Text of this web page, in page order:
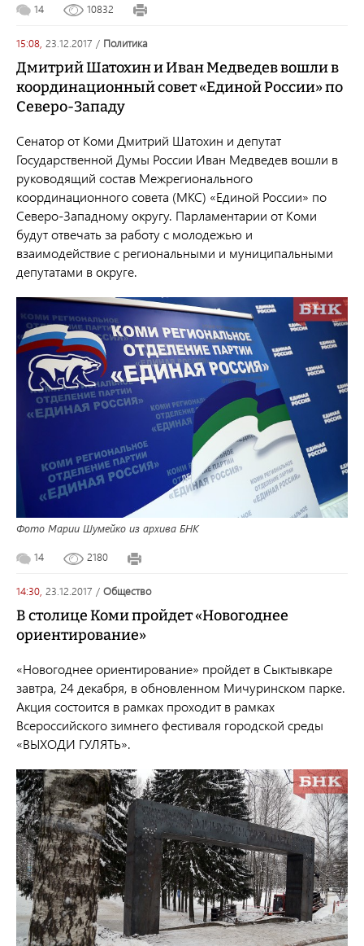
14 10832
15:08, 23.12.2017 / политика
Дмитрий Шатохин и Иван Медведев вошли в
координационный совет «Единой России» по
Северо-Западу
Сенатор от Коми Дмитрий Шатохин и депутат
Государственной Думы России Иван Медведев вошли в
руководящий состав Межрегионального
координационного совета (МКС) «Единой России» по
Северо-Западному округу. Парламентарии от Коми
будут отвечать за работу с молодежью и
взаимодействие с региональными и муниципальными
депутатами в округе.
Фото Марии Шумейко из архива БНК
14 2180
14:30, 23.12.2017 / общество
В столице Коми пройдет «Новогоднее
ориентирование»
«Новогоднее ориентирование» пройдет в Сыктывкаре
завтра, 24 декабря, в обновленном Мичуринском парке.
Акция состоится в рамках проходит в рамках
Всероссийского зимнего фестиваля городской среды
«ВЫХОДИ ГУЛЯТЬ».